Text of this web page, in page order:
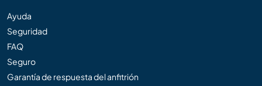
Ayuda
Seguridad
FAQ
Seguro
Garantía de respuesta del anfitrión